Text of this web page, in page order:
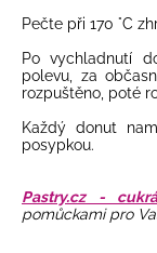
Pečte při 170 °C
Po vychladnutí
polevu, za
rozpuštěno, poté
Každý donut
posypkou.
Pastry.cz -
pomůckami pro